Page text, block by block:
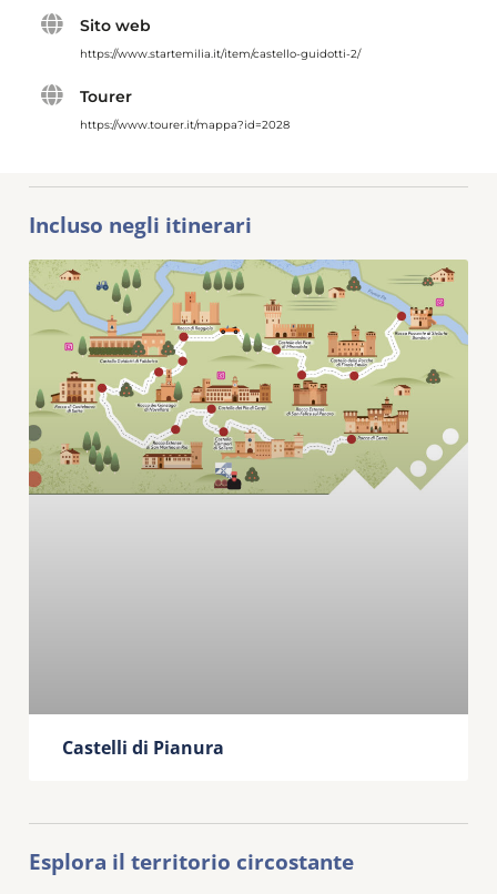
Sito web
https://www.startemilia.it/item/castello-guidotti-2/
Tourer
https://www.tourer.it/mappa?id=2028
Incluso negli itinerari
Castelli di Pianura
Esplora il territorio circostante